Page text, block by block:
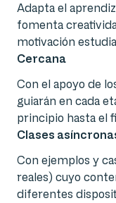
Adapta el
fomenta
motivación
Cercana
Con el apoyo de
guiarán en cada
principio hasta el
Clases
Con ejemplos y
reales) cuyo
diferentes